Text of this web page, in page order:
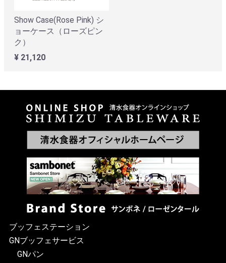
Show Case(Rose Pink) シ
ョーケース（ローズピン
ク）
¥ 21,120
ブッフェステーション
GNブッフェサービス
GNパン